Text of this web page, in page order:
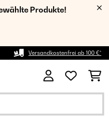
Produkte!
Versandkostenfrei ab 100 €*